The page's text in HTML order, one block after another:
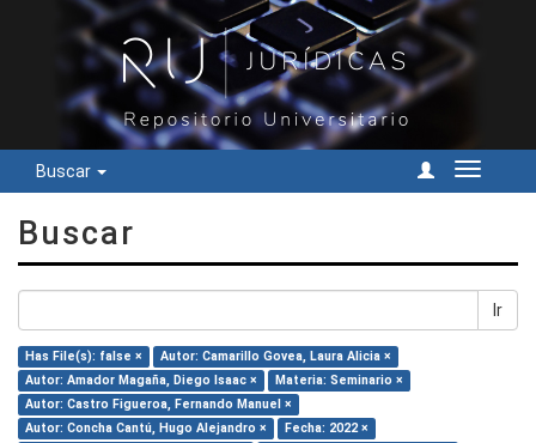
Buscar
Cambiar
Buscar
Ir
Has File(s): false ×
Autor: Camarillo Govea, Laura Alicia ×
Autor: Amador Magaña, Diego Isaac ×
Materia: Seminario ×
Autor: Castro Figueroa, Fernando Manuel ×
Autor: Concha Cantú, Hugo Alejandro ×
Fecha: 2022 ×